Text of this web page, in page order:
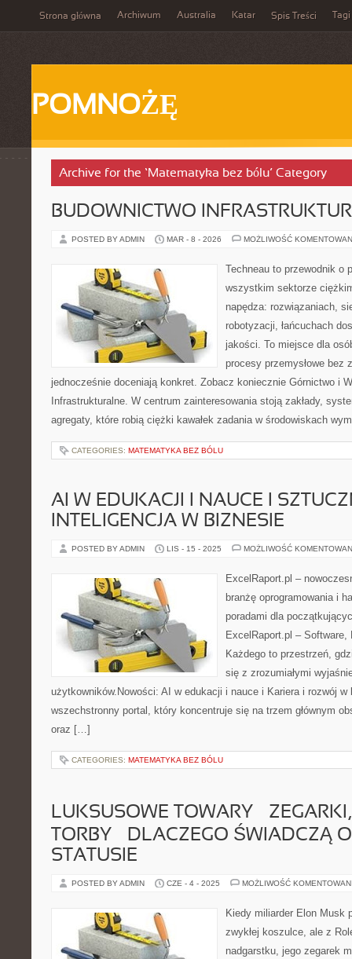
Strona główna Archiwum Australia Katar Spis Treści Tagi
POMNOŻĘ
Archive for the ‘Matematyka bez bólu’ Category
BUDOWNICTWO
POSTED BY ADMIN MAR - 8 - 2026 MOŻLIWOŚĆ
Techneau to przewodnik o
wszystkim sektorze
napędza: rozwiązaniach,
robotyzacji, łańcuchach
jakości. To miejsce dla
procesy przemysłowe bez
jednocześnie doceniają konkret. Zobacz koniecznie Górnictwo i
Infrastrukturalne. W centrum zainteresowania stoją zakłady,
agregaty, które robią ciężki kawałek zadania w środowiskach
CATEGORIES: MATEMATYKA BEZ BÓLU
AI W EDUKACJI I NAUCE I
INTELIGENCJA W BIZNESIE
POSTED BY ADMIN LIS - 15 - 2025 MOŻLIWOŚĆ
ExcelRaport.pl –
branżę oprogramowania i
poradami dla
ExcelRaport.pl – Software,
Każdego to przestrzeń,
się z zrozumiałymi
użytkowników.Nowości: AI w edukacji i nauce i Kariera i rozwój
wszechstronny portal, który koncentruje się na trzem głównym
oraz […]
CATEGORIES: MATEMATYKA BEZ BÓLU
LUKSUSOWE TOWARY –
TORBY – DLACZEGO ŚWIADCZĄ
STATUSIE
POSTED BY ADMIN CZE - 4 - 2025 MOŻLIWOŚĆ
Kiedy miliarder Elon Musk
zwykłej koszulce, ale z
nadgarstku, jego zegarek